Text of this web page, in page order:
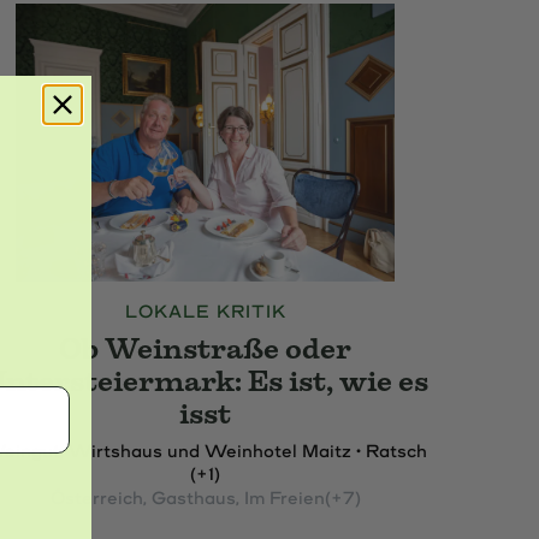
LOKALE KRITIK
Ob Weinstraße oder
Es ist, wie es
isst
Wirtshaus und Weinhotel Maitz • Ratsch
(+1)
Österreich, Gasthaus, Im Freien(+7)